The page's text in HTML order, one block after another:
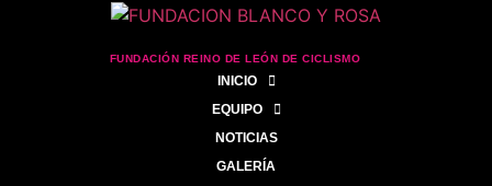
FUNDACIÓN REINO DE LEÓN DE CICLISMO
INICIO
EQUIPO
NOTICIAS
GALERÍA